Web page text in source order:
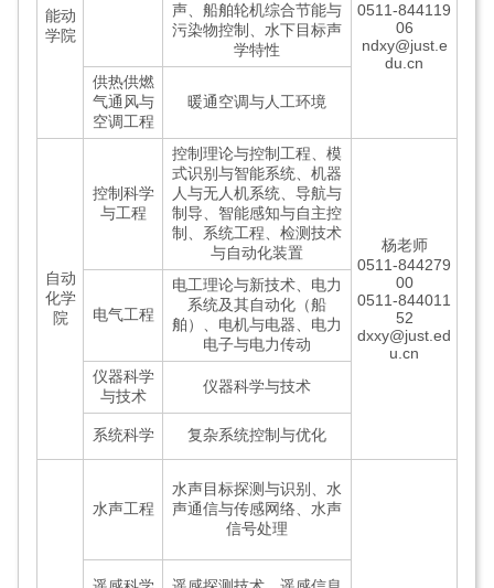
能动
学院
声、船舶轮机综合节能与
污染物控制、水下目标声
学特性
0511-844119
06
ndxy@just.e
du.cn
供热供燃
气通风与
空调工程
暖通空调与人工环境
自动
化学
院
控制科学
与工程
控制理论与控制工程、模
式识别与智能系统、机器
人与无人机系统、导航与
制导、智能感知与自主控
制、系统工程、检测技术
与自动化装置
杨老师
0511-844279
00
0511-844011
52
dxxy@just.ed
u.cn
电气工程
电工理论与新技术、电力
系统及其自动化（船
舶）、电机与电器、电力
电子与电力传动
仪器科学
与技术
仪器科学与技术
系统科学 复杂系统控制与优化
水声工程
水声目标探测与识别、水
声通信与传感网络、水声
信号处理